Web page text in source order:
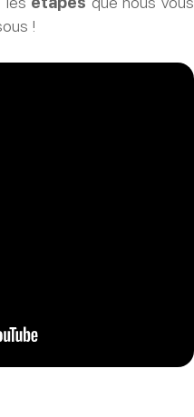
!